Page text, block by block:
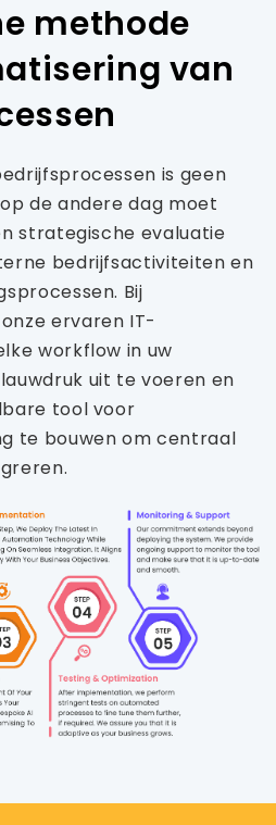
methode
van
is geen
de andere dag moet
strategische evaluatie
bedrijfsactiviteiten en
Bij
ervaren IT-
workflow in uw
uit te voeren en
tool voor
te bouwen om centraal